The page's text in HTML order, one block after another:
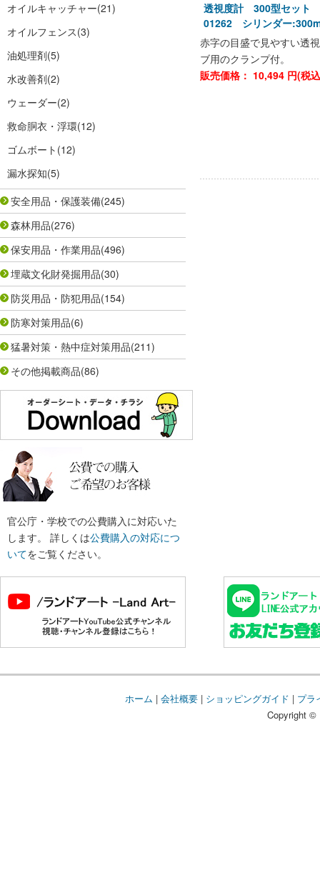
オイルキャッチャー(21)
オイルフェンス(3)
油処理剤(5)
水改善剤(2)
ウェーダー(2)
救命胴衣・浮環(12)
ゴムボート (12)
漏水探知(5)
安全用品・保護装備(245)
森林用品(276)
保安用品・作業用品(496)
埋蔵文化財発掘用品(30)
防災用品・防犯用品(154)
防寒対策用品(6)
猛暑対策・熱中症対策用品(211)
その他掲載商品(86)
官公庁・学校での公費購入に対応いた
します。 詳しくは公費購入の対応につ
いてをご覧ください。
透視度計 300型セッ
01262 シリンダー
赤字の目盛で見やすい透
ブ用のクランプ付。
販売価格： 10,494 円(税
ホーム | 会社概要| ショッピングガイド | プラ
Copyright ©